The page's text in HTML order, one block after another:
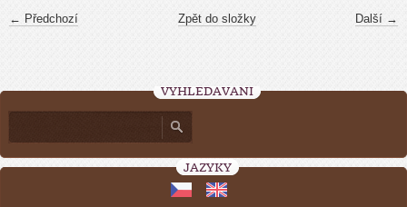
← Předchozí Další →
Zpět do složky
VYHLEDÁVÁNÍ
JAZYKY